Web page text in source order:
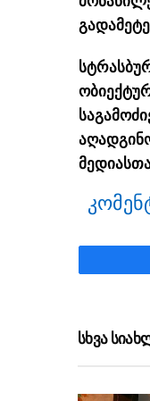
სხვა